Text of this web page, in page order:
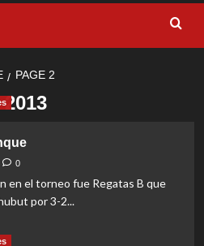
PAGE 2
0
en el torneo fue Regatas B que
por 3-2...